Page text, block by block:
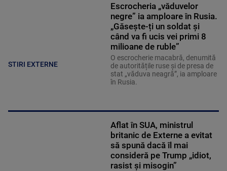
STIRI EXTERNE
Escrocheria „văduvelor
negre” ia amploare în Rusia.
„Găsește-ți un soldat și
când va fi ucis vei primi 8
milioane de ruble”
O escrocherie macabră, denumită
de autoritățile ruse și de presa de
stat „văduva neagră”, ia amploare
în Rusia.
Aflat în SUA, ministrul
britanic de Externe a evitat
să spună dacă îl mai
consideră pe Trump „idiot,
rasist și misogin”